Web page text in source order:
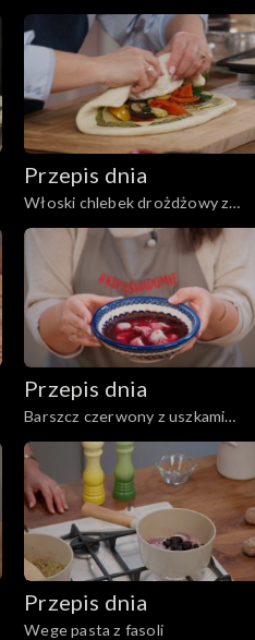
białych warzyw
Przepis dnia
Włoski chlebek drożdżowy z
szynką i grillowanymi warzywami
Przepis dnia
Barszcz czerwony z uszkami
grzybowymi
Przepis dnia
Wege pasta z fasoli